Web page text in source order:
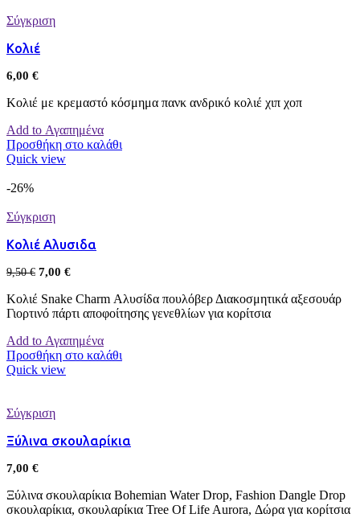
Σύγκριση
Κολιέ
6,00 €
Κολιέ με κρεμαστό κόσμημα πανκ ανδρικό κολιέ χιπ χοπ
Add to Αγαπημένα
Προσθήκη στο καλάθι
Quick view
-26%
Σύγκριση
Κολιέ Αλυσιδα
9,50€ 7,00 €
Κολιέ Snake Charm Αλυσίδα πουλόβερ Διακοσμητικά αξεσουάρ
Γιορτινό πάρτι αποφοίτησης γενεθλίων για κορίτσια
Add to Αγαπημένα
Προσθήκη στο καλάθι
Quick view
Σύγκριση
Ξύλινα σκουλαρίκια
7,00 €
Ξύλινα σκουλαρίκια Bohemian Water Drop, Fashion Dangle Drop
σκουλαρίκια, σκουλαρίκια Tree Of Life Aurora, Δώρα για κορίτσια